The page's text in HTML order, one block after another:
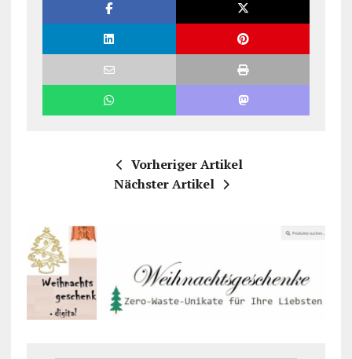
Vorheriger Artikel
Nächster Artikel